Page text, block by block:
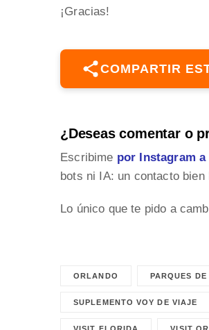
¡Gracias!
COMPARTIR
¿Deseas comentar o
Escribime por Instagram a
bots ni IA: un contacto bien
Lo único que te pido a
ORLANDO PARQUES
SUPLEMENTO VOY DE VIAJE